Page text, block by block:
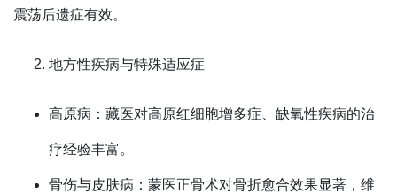
震荡后遗症有效。
地方性疾病与特殊适应症
高原病：藏医对高原红细胞增多症、缺氧性疾病的治
疗经验丰富。
骨伤与皮肤病：蒙医正骨术对骨折愈合效果显著，维